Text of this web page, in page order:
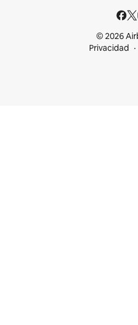
© 2026
Privacidad